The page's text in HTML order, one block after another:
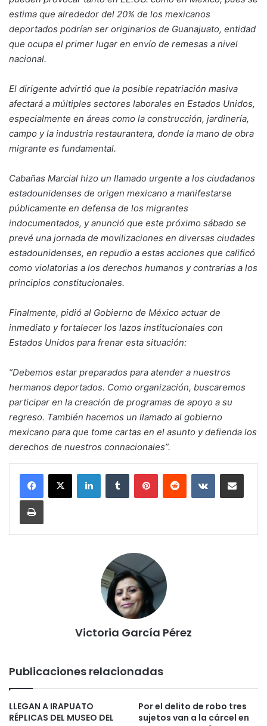
estima que alrededor del 20% de los mexicanos
deportados podrían ser originarios de Guanajuato, entidad
que ocupa el primer lugar en envío de remesas a nivel
nacional.
El dirigente advirtió que la posible repatriación masiva
afectará a múltiples sectores laborales en Estados Unidos,
especialmente en áreas como la construcción, jardinería,
campo y la industria restaurantera, donde la mano de obra
migrante es fundamental.
Cabañas Marcial hizo un llamado urgente a los ciudadanos
estadounidenses de origen mexicano a manifestarse
públicamente en defensa de los migrantes
indocumentados, y anunció que este próximo sábado se
prevé una jornada de movilizaciones en diversas ciudades
estadounidenses, en repudio a estas acciones que calificó
como violatorias a los derechos humanos y contrarias a los
principios constitucionales.
Finalmente, pidió al Gobierno de México actuar de
inmediato y fortalecer los lazos institucionales con
Estados Unidos para frenar esta situación:
“Debemos estar preparados para atender a nuestros
hermanos deportados. Como organización, buscaremos
participar en la creación de programas de apoyo a su
regreso. También hacemos un llamado al gobierno
mexicano para que tome cartas en el asunto y defienda los
derechos de nuestros connacionales”.
LinkedInTumblr PinterestReddit VKontakteCompartir por
Imprimir
Victoria García Pérez
Publicaciones relacionadas
LLEGAN A IRAPUATO
RÉPLICAS DEL MUSEO DEL
Por el delito de robo tres
sujetos van a la cárcel en